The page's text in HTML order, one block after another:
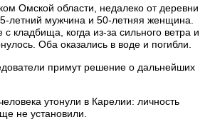
Омской области, недалеко от деревни
летний мужчина и 50-летняя женщина.
кладбища, когда из-за сильного ветра и
Оба оказались в воде и погибли.
примут решение о дальнейших
утонули в Карелии: личность
не установили.